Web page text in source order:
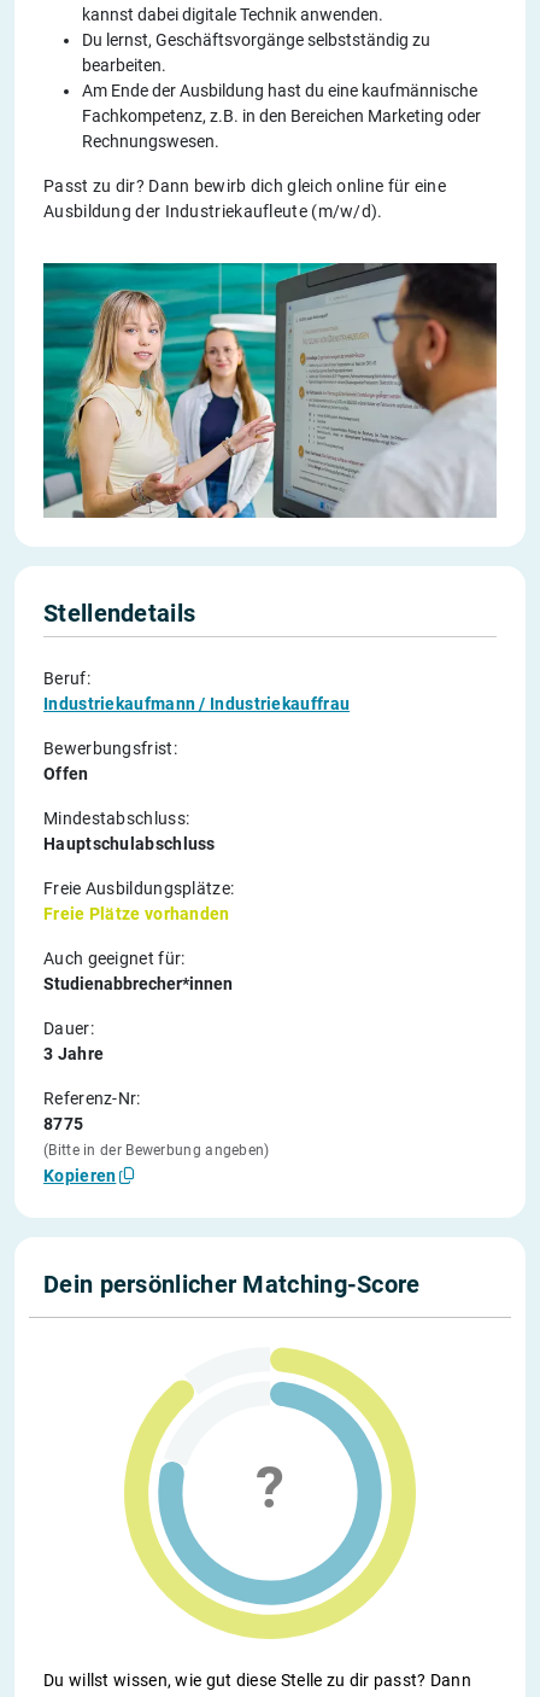
kannst dabei digitale Technik anwenden.
Du lernst, Geschäftsvorgänge selbstständig zu
bearbeiten.
Am Ende der Ausbildung hast du eine kaufmännische
Fachkompetenz, z.B. in den Bereichen Marketing oder
Rechnungswesen.
Passt zu dir? Dann bewirb dich gleich online für eine
Ausbildung der Industriekaufleute (m/w/d).
Stellendetails
Beruf:
Industriekaufmann / Industriekauffrau
Bewerbungsfrist:
Offen
Mindestabschluss:
Hauptschulabschluss
Freie Ausbildungsplätze:
Freie Plätze vorhanden
Auch geeignet für:
Studienabbrecher*innen
Dauer:
3 Jahre
Referenz-Nr:
8775
(Bitte in der Bewerbung angeben)
Kopieren
Dein persönlicher Matching-Score
Du willst wissen, wie gut diese Stelle zu dir passt? Dann